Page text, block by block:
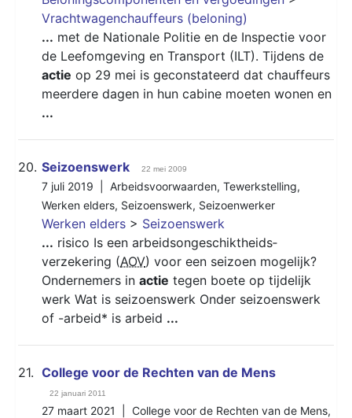
Vrachtwagenchauffeurs (beloning)
... met de Nationale Politie en de Inspectie voor
de Leefomgeving en Transport (ILT). Tijdens de
actie op 29 mei is geconstateerd dat chauffeurs
meerdere dagen in hun cabine moeten wonen en
...
20. Seizoenswerk 22 mei 2009
7 juli 2019 | Arbeidsvoorwaarden, Tewerkstelling,
Werken elders, Seizoenswerk, Seizoenwerker
Werken elders > Seizoenswerk
... risico Is een arbeidsongeschiktheids­
verzekering (AOV) voor een seizoen mogelijk?
Ondernemers in actie tegen boete op tijdelijk
werk Wat is seizoenswerk Onder seizoenswerk
of -arbeid* is arbeid ...
21. College voor de Rechten van de Mens
22 januari 2011
27 maart 2021 | College voor de Rechten van de Mens,